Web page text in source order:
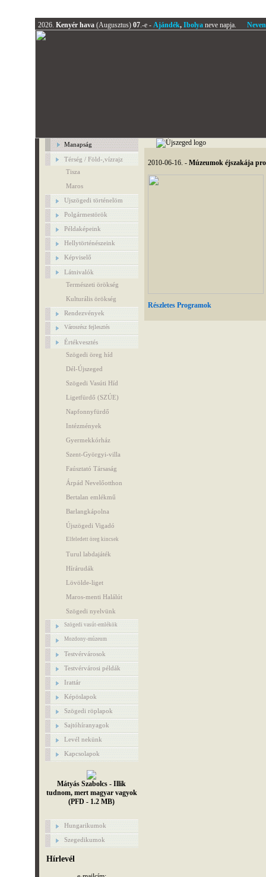
2026. Kenyér hava (Augusztus) 07.-e - Ajándék, Ibolyaneve napja.
Manapság
Térség / Föld-,vízrajz
Tisza
Maros
Ujszögedi történelöm
Polgármestörök
Példaképeink
Hellytörténészeink
Képviselő
Látnivalók
Természeti örökség
Kulturális örökség
Rendezvények
Városrész fejlesztés
Értékvesztés
Szögedi öreg híd
Dél-Újszeged
Szögedi Vasúti Híd
Ligetfürdő (SZÚE)
Napfonnyfürdő
Intézmények
Gyermekkórház
Szent-Györgyi-villa
Faúsztató Társaság
Árpád Nevelőotthon
Bertalan emlékmű
Barlangkápolna
Újszögedi Vigadó
Elfeledett öreg kincsek
Turul labdajáték
Hírárudák
Lövölde-liget
Maros-menti Halálút
Szögedi nyelvünk
Szögedi vasút-emlékök
Mozdony-múzeum
Testvérvárosok
Testvérvárosi példák
Irattár
Képöslapok
Szögedi röplapok
Sajtóhíranyagok
Levél nekünk
Kapcsolapok
Mátyás Szabolcs - Illik
tudnom, mert magyar vagyok
(PFD - 1.2 MB)
Hungarikumok
Szegedikumok
Hírlevél
2010-06-16. - Múzeumok éjszakája
Részletes Programok